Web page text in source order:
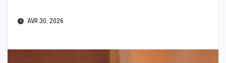
AVR 30, 2026